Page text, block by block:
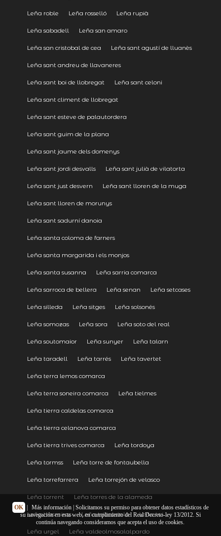
Leña roble Leña rosselló Leña rupià
Leña sabadell Leña san amaro
Leña san cristobal de cea Leña sant agustí de lluanès
Leña sant andreu de llavaneres
Leña sant boi de llobregat Leña sant celoni
Leña sant climent de llobregat
Leña sant esteve de palautordera
Leña sant guim de la plana
Leña sant jaume dels domenys
Leña sant jordi desvalls Leña sant julià de vilatorta
Leña sant just desvern Leña sant lloren de la muga
Leña sant lloren de morunys
Leña sant sadurní danoia
Leña santa coloma de farners
Leña santa margarida i els monjos
Leña santa susanna Leña sarria comarca
Leña sarroca de bellera Leña senan Leña setcases
Leña silleda Leña sitges Leña solsonés
Leña somozas Leña sora Leña soto del real
Leña soutomaior Leña sunyer Leña talarn
Leña taradell Leña tarrés Leña tavertet
Leña terra lemos comarca
Leña terra soneira comarca Leña tielmes
Leña tierra caldelas comarca
Leña tierra celanova comarca
Leña tierra trives comarca Leña tordoya
Leña tormss Leña torre de fontaubella
Leña torrefarrera Leña torrejón de velasco
Leña torrent Leña torres de la alameda
Leña trasmiras Leña triacastela Leña tui
Leña urgel Leña valdeolmosalalpardo
OK Más información| Solicitamos su permiso para obtener datos estadísticos de
su navegación en esta web, en cumplimiento del Real Decreto-ley 13/2012. Si
continúa navegando consideramos que acepta el uso de cookies.